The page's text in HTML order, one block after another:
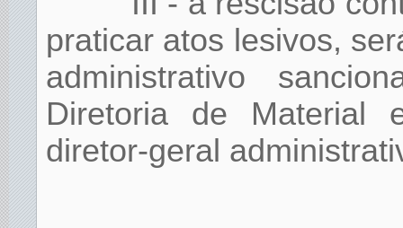
praticar atos lesivos,
administrativo
Diretoria de Material
diretor-geral